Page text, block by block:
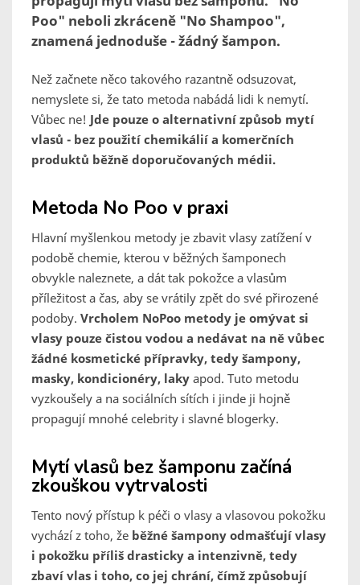
Poo" neboli zkráceně "No Shampoo",
znamená jednoduše - žádný šampon.
Než začnete něco takového razantně odsuzovat,
nemyslete si, že tato metoda nabádá lidi k nemytí.
Vůbec ne! Jde pouze o alternativní způsob mytí
vlasů - bez použití chemikálií a komerčních
produktů běžně doporučovaných médii.
Metoda No Poo v praxi
Hlavní myšlenkou metody je zbavit vlasy zatížení v
podobě chemie, kterou v běžných šamponech
obvykle naleznete, a dát tak pokožce a vlasům
příležitost a čas, aby se vrátily zpět do své přirozené
podoby. Vrcholem NoPoo metody je omývat si
vlasy pouze čistou vodou a nedávat na ně vůbec
žádné kosmetické přípravky, tedy šampony,
masky, kondicionéry, laky apod. Tuto metodu
vyzkoušely a na sociálních sítích i jinde ji hojně
propagují mnohé celebrity i slavné blogerky.
Mytí vlasů bez šamponu začíná
zkouškou vytrvalosti
Tento nový přístup k péči o vlasy a vlasovou pokožku
vychází z toho, že běžné šampony odmašťují vlasy
i pokožku příliš drasticky a intenzivně, tedy
zbaví vlas i toho, co jej chrání, čímž způsobují